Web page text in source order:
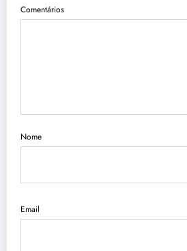
Comentários
Nome
Email